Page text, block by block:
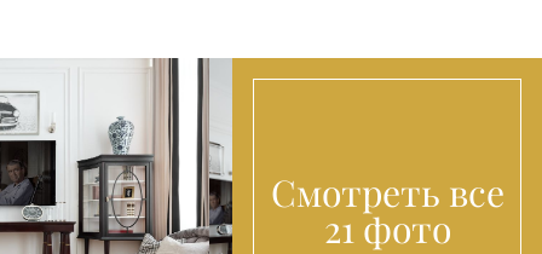
Смотреть все
21 фото